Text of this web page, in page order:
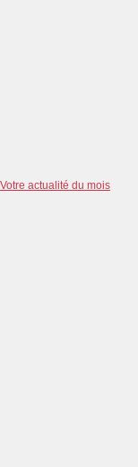
Votre actualité du mois